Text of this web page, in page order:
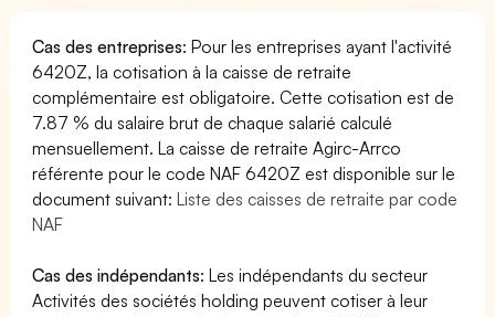
Cas des entreprises: Pour les entreprises ayant l'activité
6420Z, la cotisation à la caisse de retraite
complémentaire est obligatoire. Cette cotisation est de
7.87 % du salaire brut de chaque salarié calculé
mensuellement. La caisse de retraite Agirc-Arrco
référente pour le code NAF 6420Z est disponible sur le
document suivant:Liste des caisses de retraite par code
NAF
Cas des indépendants: Les indépendants du secteur
Activités des sociétés holding peuvent cotiser à leur